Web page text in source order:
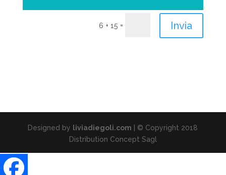
6 + 15 = Invia
Designed by liviadiegoli.com | © Copyright 2018
Distribution Concept Sagl